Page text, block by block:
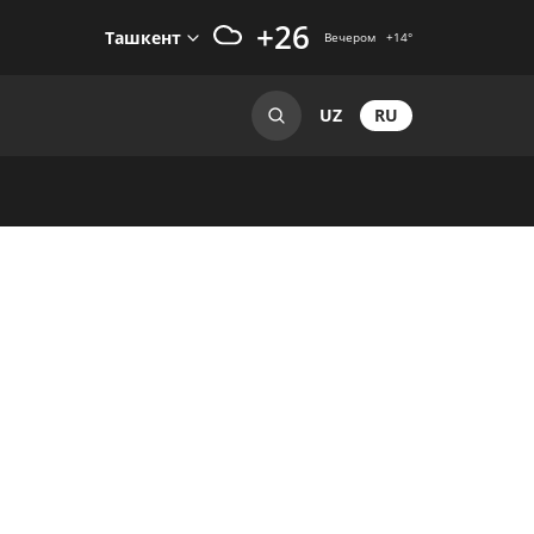
Ташкент +26 Вечером +14°
UZ RU